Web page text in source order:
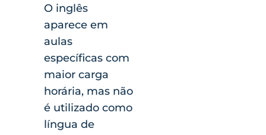
O inglês
aparece em
aulas
específicas com
maior carga
horária, mas não
é utilizado como
língua de